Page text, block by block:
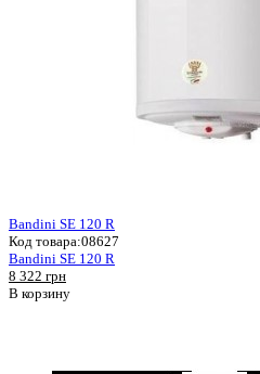
Bandini SE 120 R
Код товара:08627
Bandini SE 120 R
8 322 грн
В корзину